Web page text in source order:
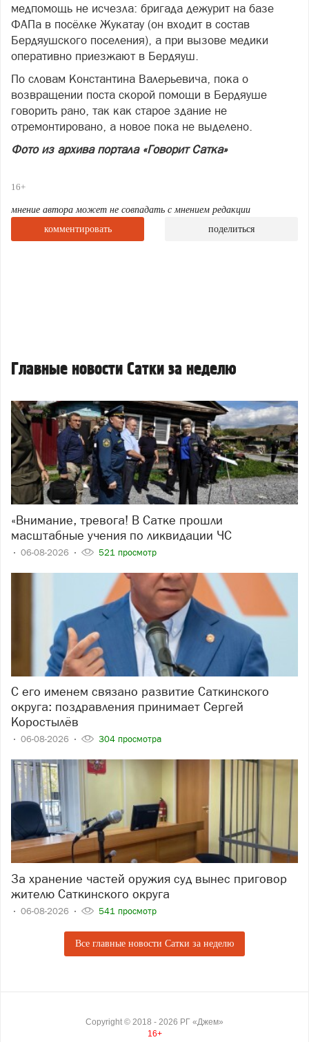
медпомощь не исчезла: бригада дежурит на базе
ФАПа в посёлке Жукатау (он входит в состав
Бердяушского поселения), а при вызове медики
оперативно приезжают в Бердяуш.
По словам Константина Валерьевича, пока о
возвращении поста скорой помощи в Бердяуше
говорить рано, так как старое здание не
отремонтировано, а новое пока не выделено.
Фото из архива портала «Говорит Сатка»
16+
мнение автора может не совпадать с мнением редакции
комментировать
поделиться
Главные новости Сатки за неделю
«Внимание, тревога! В Сатке прошли
масштабные учения по ликвидации ЧС
06-08-2026 521 просмотр
С его именем связано развитие Саткинского
округа: поздравления принимает Сергей
Коростылёв
06-08-2026 304 просмотра
За хранение частей оружия суд вынес приговор
жителю Саткинского округа
06-08-2026 541 просмотр
Все главные новости Сатки за неделю
Copyright © 2018 - 2026 РГ «Джем»
16+